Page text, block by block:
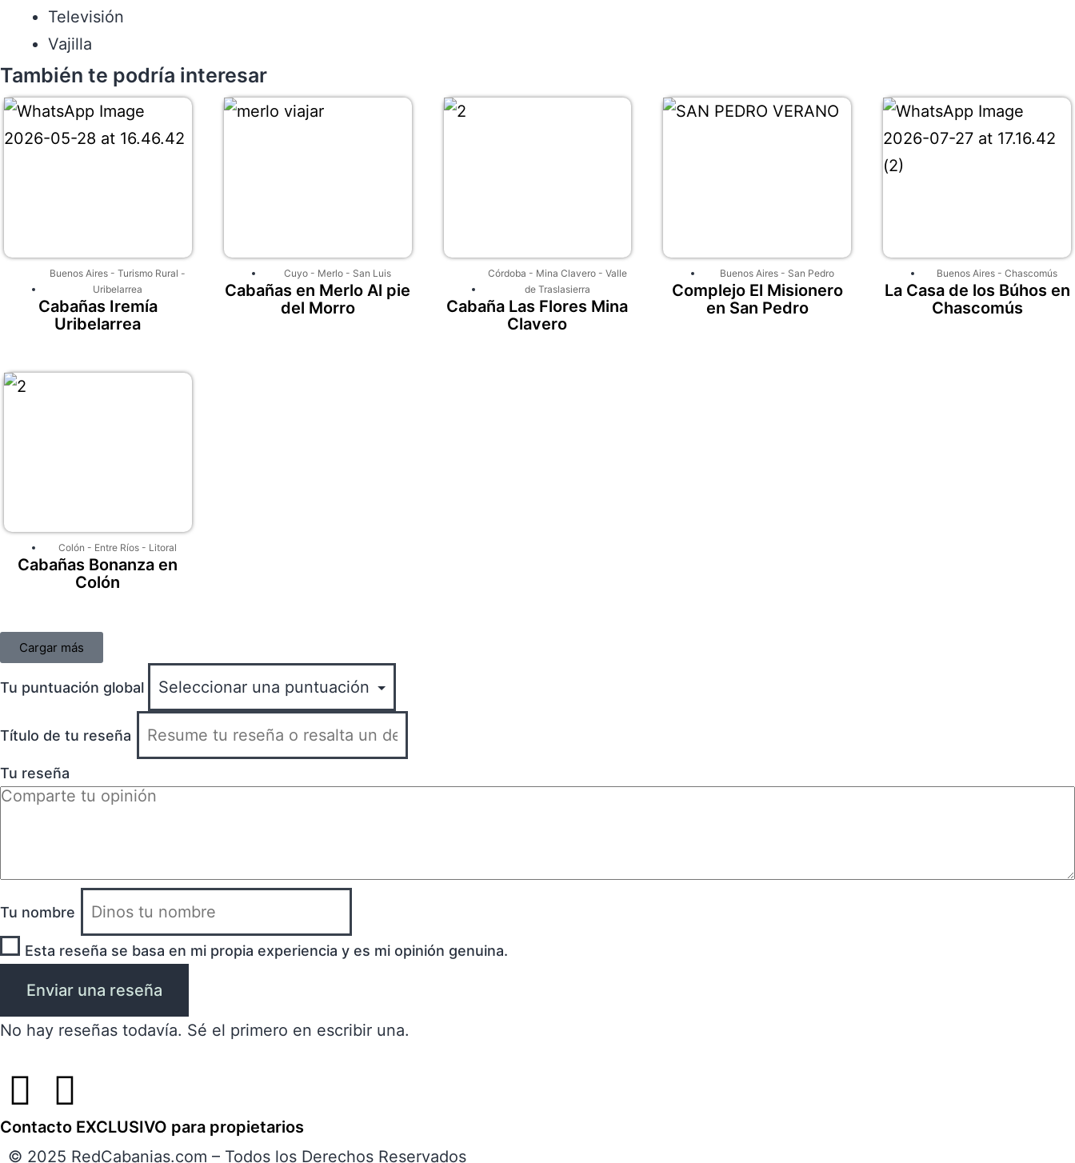
Televisión
Vajilla
También te podría interesar
Buenos Aires -Turismo Rural -
Uribelarrea
Cabañas Iremía
Uribelarrea
Cuyo - Merlo - San Luis
Cabañas en Merlo Al pie
del Morro
Córdoba - Mina Clavero- Valle
de Traslasierra
Cabaña Las Flores Mina
Clavero
Buenos Aires - San Pedro
Complejo El Misionero
en San Pedro
Buenos Aires -Chascomús
La Casa de los Búhos en
Chascomús
Colón - Entre Ríos - Litoral
Cabañas Bonanza en
Colón
Cargar más
Tu puntuación global
Título de tu reseña
Tu reseña
Tu nombre
Esta reseña se basa en mi propia experiencia y es mi opinión genuina.
Enviar una reseña
No hay reseñas todavía. Sé el primero en escribir una.
Contacto EXCLUSIVO para propietarios
© 2025 RedCabanias.com – Todos los Derechos Reservados